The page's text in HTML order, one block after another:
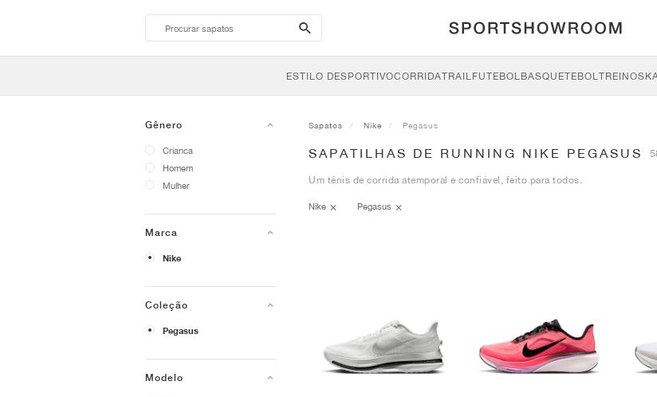
search-
btn
ESTILO DESPORTIVOCORRIDATRAILFUTEBOLBASQUETEBOLTREINO
Gênero
Crianca
Homem
Mulher
Marca
Nike
Coleção
Pegasus
Modelo
Sapatos Nike Pegasus
SAPATILHAS DE RUNNING NIKE PEGASUS
Um tênis de corrida atemporal e confiável, feito para todos.
Nike Pegasus